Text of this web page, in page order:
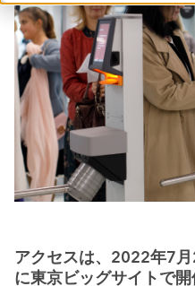
アクセスは、2022年7月
に東京ビッグサイトで